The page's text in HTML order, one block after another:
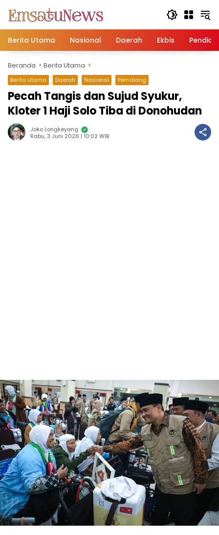
konten
Berita Utama
Nasional Daerah Ekbis
Beranda Berita Utama
Berita Utama Daerah Nasional Pemalang
Pecah Tangis dan Sujud Syukur,
Kloter 1 Haji Solo Tiba di Donohudan
Joko Longkeyang
Rabu, 3 Juni 2026 | 10:02 WIB